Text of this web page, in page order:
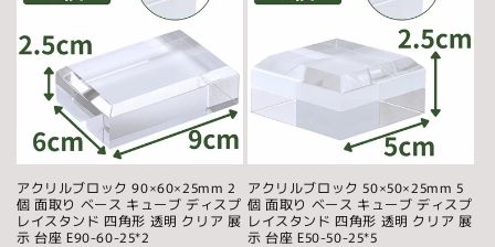
アクリルブロック 90×60×25mm 2
個 面取り ベース キューブ ディスプ
レイスタンド 四角形 透明 クリア 展
示 台座 E90-60-25*2
アクリルブロック 50×50×25mm 5
個 面取り ベース キューブ ディスプ
レイスタンド 四角形 透明 クリア 展
示 台座 E50-50-25*5